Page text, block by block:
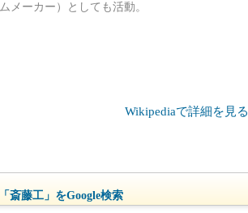
メーカー）としても活動。
Wikipediaで詳細を見る
「斎藤工」をGoogle検索